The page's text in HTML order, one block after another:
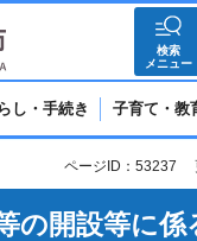
検索
メニュー
し・手続き 子育て・教
ページID：53237
の開設等に係